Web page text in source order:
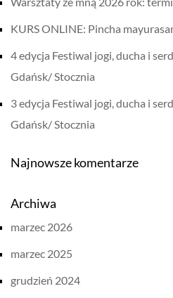
KURS ONLINE: Pincha
4 edycja Festiwal jogi, ducha i
Gdańsk/ Stocznia
3 edycja Festiwal jogi, ducha i
Gdańsk/ Stocznia
Najnowsze komentarze
Archiwa
marzec 2026
marzec 2025
grudzień 2024